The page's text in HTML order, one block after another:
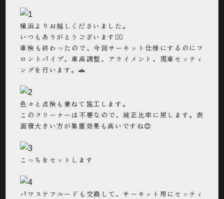
横浜よりお越しくださいました。
いつもありがとうございます🙇‍♂️
車検も終わったので、今回サーキット仕様にするのにフ
ロントパイプ、車高調整、アライメント、現車セッティ
ングを行います。🚗
色々と点検も兼ねて施工します。
このクリーナーは不要なので、純正比率に戻します。表
面積大きい方が集塵効果も高いですね😊
こっちをセットします
パワステフルードも交換して、サーキット用にセッティ